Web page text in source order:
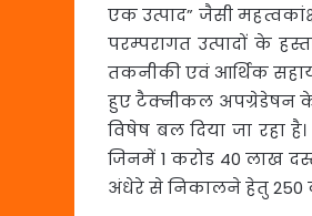
एक उत्पाद” जैसी
परम्परागत उत्पादों के
तकनीकी एवं आर्थिक
हुए टैक्नीकल अपग्रेडेषन के
विषेष बल दिया जा रहा
जिनमें 1 करोड 40 लाख
अंधेरे से निकालने हेतु 250